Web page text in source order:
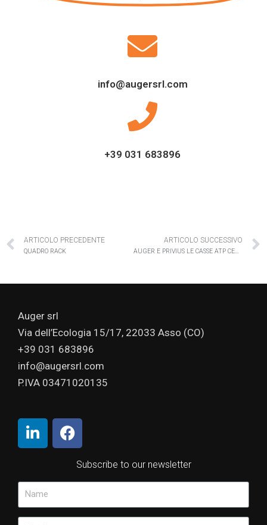
info@augersrl.com
+39 031 683896
ARTICOLO PRECEDENTE
QUADRO RACK
ARTICOLO SUCCESSIVO
AUGER E PRIVIUS LE CASSE ATP CERTIFCATE “UL”
Auger srl
Via dell’Ecologia 15/17, 22033 Asso (CO)
+39 031 683896
info@augersrl.com
P.IVA 03471020135
Subscribe to our newsletter